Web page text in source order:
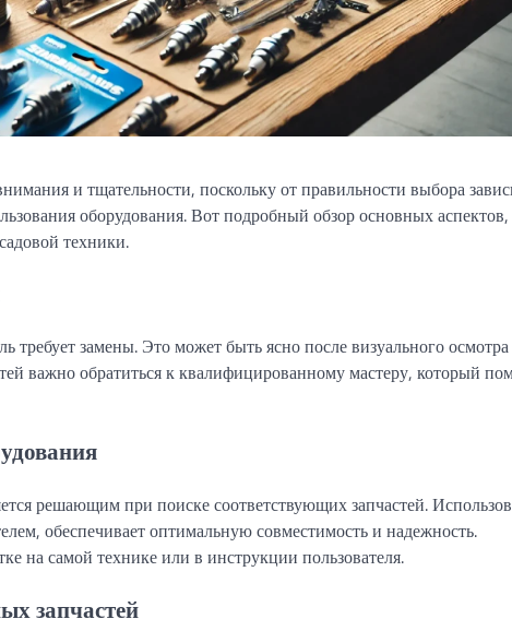
и тщательности, поскольку от правильности выбора
оборудования. Вот подробный обзор основных аспектов,
техники.
требует замены. Это может быть ясно после визуального
важно обратиться к квалифицированному мастеру, который
решающим при поиске соответствующих запчастей.
обеспечивает оптимальную совместимость и надежность.
самой технике или в инструкции пользователя.
запчастей